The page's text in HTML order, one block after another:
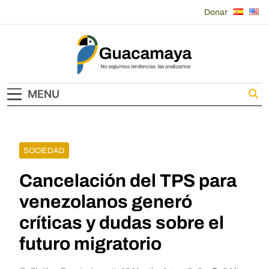
Donar
Guacamaya
MENU
SOCIEDAD
Cancelación del TPS para
venezolanos generó
críticas y dudas sobre el
futuro migratorio